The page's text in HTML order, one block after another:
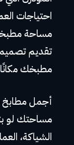
احتياجات
مساحة
تقديم
مطبخك مكانًا
أجمل
مساحتك لو
الشياكة،